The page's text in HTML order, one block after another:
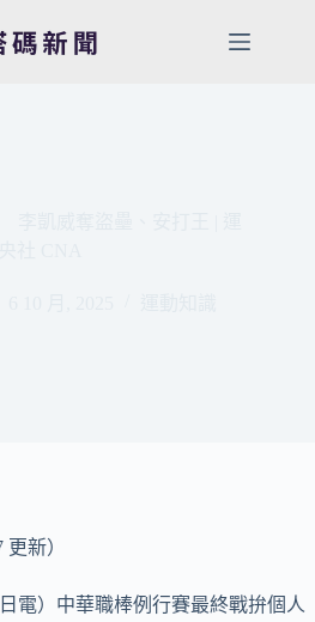
更新）
電）中華職棒例行賽最終戰拚個人